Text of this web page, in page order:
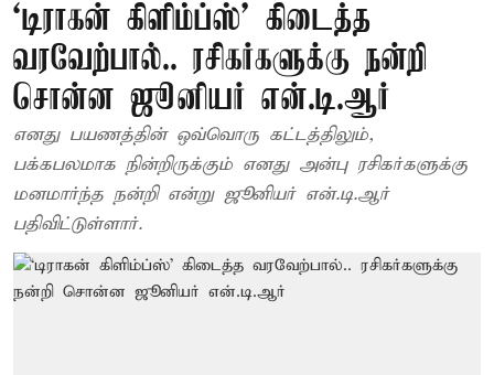
‘டிராகன் கிளிம்ப்ஸ்’ கிடைத்த
வரவேற்பால்.. ரசிகர்களுக்கு நன்றி
சொன்ன ஜூனியர் என்.டி.ஆர்
எனது பயணத்தின் ஒவ்வொரு கட்டத்திலும்,
பக்கபலமாக நின்றிருக்கும் எனது அன்பு ரசிகர்களுக்கு
மனமார்ந்த நன்றி என்று ஜூனியர் என்.டி.ஆர்
பதிவிட்டுள்ளார்.